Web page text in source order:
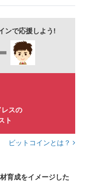
ルプ
ンで応援しよう!
レスの
ト
ビットコインとは？
育成をイメージした